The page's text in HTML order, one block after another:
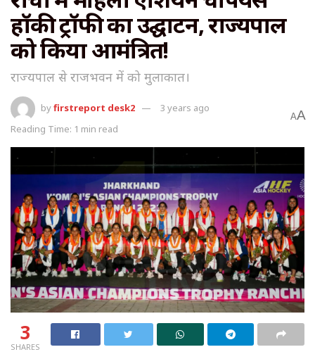
हॉकी ट्रॉफी का उद्घाटन, राज्यपाल
को किया आमंत्रित!
राज्यपाल से राजभवन में को मुलाकात।
byfirstreport desk2
3 years ago
Reading Time: 1 min read
AA
3
SHARES